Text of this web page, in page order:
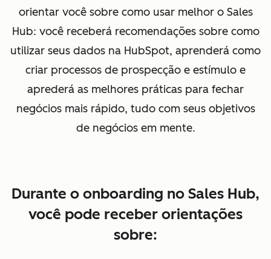
orientar você sobre como usar melhor o Sales
Hub: você receberá recomendações sobre como
utilizar seus dados na HubSpot, aprenderá como
criar processos de prospecção e estímulo e
aprederá as melhores práticas para fechar
negócios mais rápido, tudo com seus objetivos
de negócios em mente.
Durante o onboarding no Sales Hub,
você pode receber orientações
sobre: